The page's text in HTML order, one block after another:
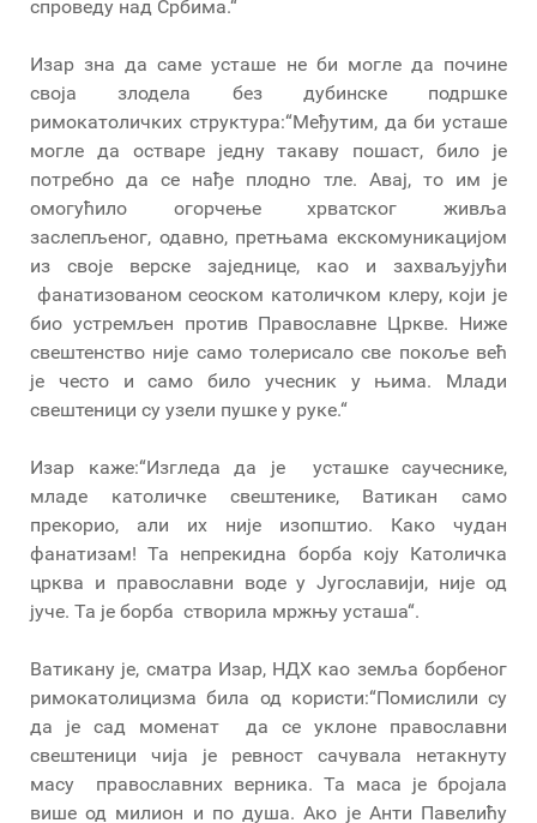
спроведу над Србима.“
Изар зна да саме усташе не би могле да почине
своја злодела без дубинске подршке
римокатоличких структура:“Међутим, да би усташе
могле да остваре једну такаву пошаст, било је
потребно да се нађе плодно тле. Авај, то им је
омогућило огорчење хрватског живља
заслепљеног, одавно, претњама екскомуникацијом
из своје верске заједнице, као и захваљујући
фанатизованом сеоском католичком клеру, који је
био устремљен против Православне Цркве. Ниже
свештенство није само толерисало све покоље већ
је често и само било учесник у њима. Млади
свештеници су узели пушке у руке.“
Изар каже:“Изгледа да је усташке саучеснике,
младе католичке свештенике, Ватикан само
прекорио, али их није изопштио. Како чудан
фанатизам! Та непрекидна борба коју Католичка
црква и православни воде у Југославији, није од
јуче. Та је борба створила мржњу усташа“.
Ватикану је, сматра Изар, НДХ као земља борбеног
римокатолицизма била од користи:“Помислили су
да је сад моменат да се уклоне православни
свештеници чија је ревност сачувала нетакнуту
масу православних верника. Та маса је бројала
више од милион и по душа. Ако је Анти Павелићу